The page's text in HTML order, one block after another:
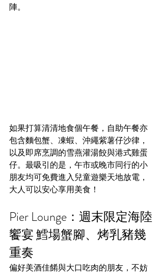
陣。
如果打算清清地食個午餐，自助午餐亦
包含麵包蟹、凍蝦、沖繩紫薯仔沙律，
以及即席烹調的雪燕灌湯餃與港式雞蛋
仔。最吸引的是，午市或晚市同行的小
朋友均可免費進入兒童遊樂天地放電，
大人可以安心享用美食！
Pier Lounge：週末限定海陸
饗宴 鱈場蟹腳、烤乳豬幾
重奏
偏好美酒佳餚與大口吃肉的朋友，不妨